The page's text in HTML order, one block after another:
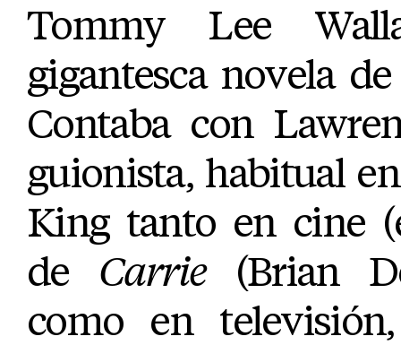
Tommy Lee
gigantesca novela
Contaba con
guionista, habitual
King tanto en cine
de Carrie(Brian
como en